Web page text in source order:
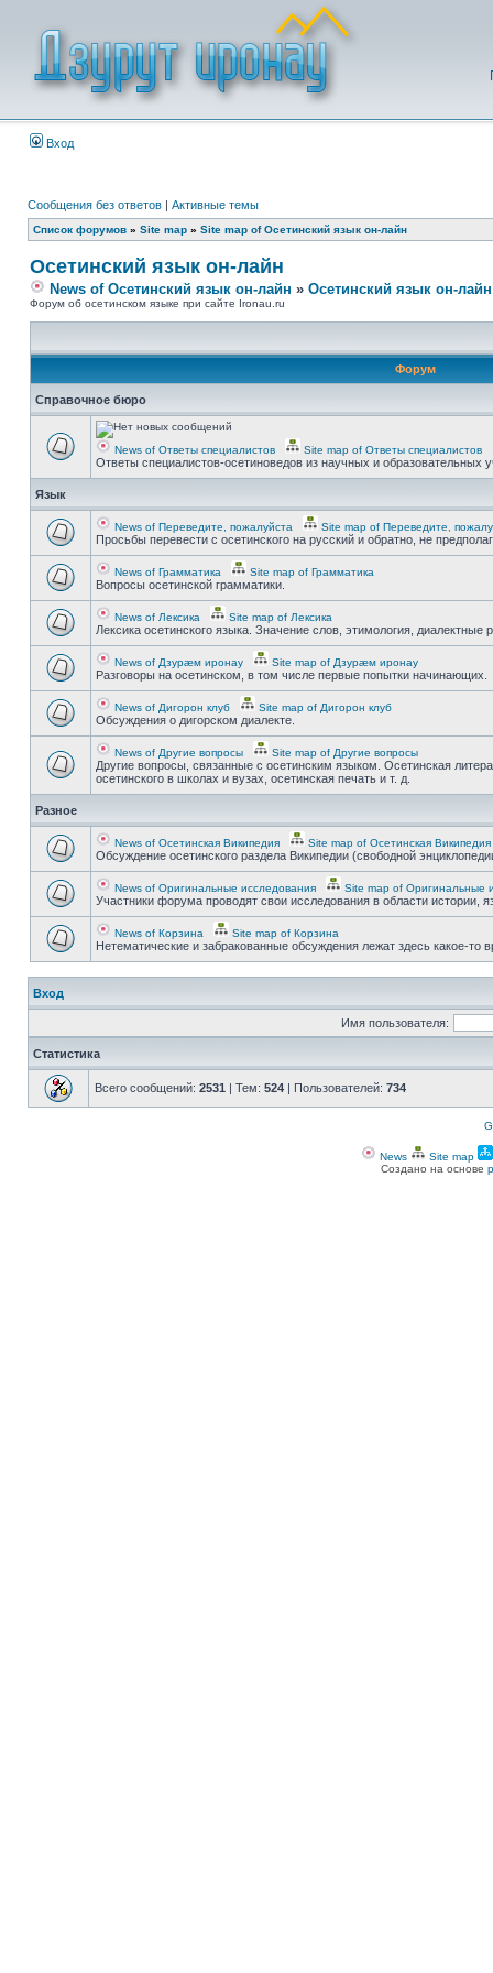
Вход
Сообщения без ответов | Активные темы
Список форумов » Site map » Site map of Осетинский язык он-лайн
Осетинский язык он-лайн
News of Осетинский язык он-лайн » Осетинский язык он-лайн
Форум об осетинском языке при сайте Ironau.ru
Форум
Справочное бюро
News of Ответы специалистов Site map of Ответы специалистов
Ответы специалистов-осетиноведов из научных и
Язык
News of Переведите, пожалуйста Site map of Переведите,
Просьбы перевести с осетинского на русский и обратно, не
News of Грамматика Site map of Грамматика
Вопросы осетинской грамматики.
News of Лексика Site map of Лексика
Лексика осетинского языка. Значение слов, этимология, диалектные
News of Дзурæм иронау Site map of Дзурæм иронау
Разговоры на осетинском, в том числе первые попытки начинающих.
News of Дигорон клуб Site map of Дигорон клуб
Обсуждения о дигорском диалекте.
News of Другие вопросы Site map of Другие вопросы
Другие вопросы, связанные с осетинским языком. Осетинская
осетинского в школах и вузах, осетинская печать и т. д.
Разное
News of Осетинская Википедия Site map of Осетинская Википедия
Обсуждение осетинского раздела Википедии (свободной
News of Оригинальные исследования Site map of Оригинальные
Участники форума проводят свои исследования в области истории,
News of Корзина Site map of Корзина
Нетематические и забракованные обсуждения лежат здесь какое-то
Вход
Имя пользователя:
Статистика
Всего сообщений: 2531 | Тем: 524 | Пользователей: 734
News Site map
Создано на основе